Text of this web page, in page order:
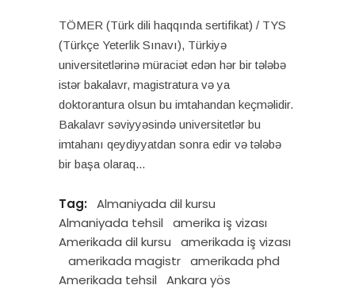
TÖMER (Türk dili haqqında sertifikat) / TYS
(Türkçe Yeterlik Sınavı), Türkiyə
universitetlərinə müraciət edən hər bir tələbə
istər bakalavr, magistratura və ya
doktorantura olsun bu imtahandan keçməlidir.
Bakalavr səviyyəsində universitetlər bu
imtahanı qeydiyyatdan sonra edir və tələbə
bir başa olaraq
Tag:
Almaniyada dil kursu
Almaniyada tehsil
amerika iş vizası
Amerikada dil kursu
amerikada iş vizası
amerikada magistr amerikada phd
Amerikada tehsil
Ankara yös